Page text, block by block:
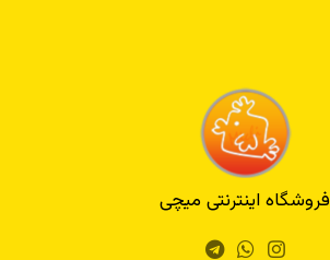
فروشگاه اینترنتی میچی